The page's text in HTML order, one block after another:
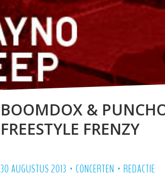
BOOMDOX &
FREESTYLE FRENZY
30 AUGUSTUS 2013 • CONCERTEN • REDACTIE